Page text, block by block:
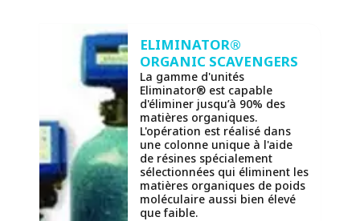
ELIMINATOR®
ORGANIC SCAVENGERS
La gamme d'unités
Eliminator® est capable
d'éliminer jusqu’à 90% des
matières organiques.
L'opération est réalisé dans
une colonne unique à l'aide
de résines spécialement
sélectionnées qui éliminent les
matières organiques de poids
moléculaire aussi bien élevé
que faible.